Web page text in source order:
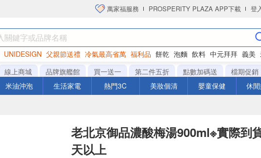
萬家福服務 PROSPERITY PLAZA APP下載 登
UNIDESIGN 父親節送禮 冷氣最高省萬 福利品 餅乾 泡麵 飲料 中元拜拜 義美
罐頭 海苔 洋芋片
線上商城 品牌旗艦館 買一送一 第二件五折 點數加碼送 檔期促銷
米油沖泡 生活家電 熱門3C 美妝個清 嬰童保健 休
老北京御品濃酸梅湯900ml※實際到
天以上